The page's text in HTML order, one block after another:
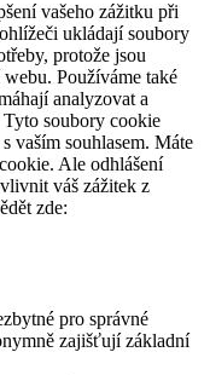
vašeho zážitku při
ukládají soubory
protože jsou
Používáme také
analyzovat a
soubory cookie
vaším souhlasem. Máte
Ale odhlášení
váš zážitek z
zde:
pro správné
zajišťují základní